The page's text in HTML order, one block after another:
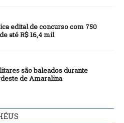
edital de concurso com 750
até R$ 16,4 mil
são baleados durante
de Amaralina